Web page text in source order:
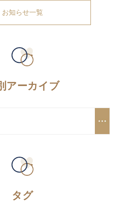
お知らせ一覧
アーカイブ
タグ